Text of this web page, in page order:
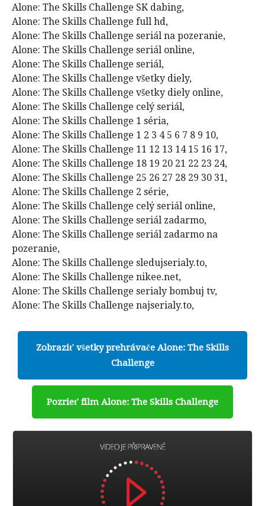
Alone: The Skills Challenge SK dabing,
Alone: The Skills Challenge full hd,
Alone: The Skills Challenge seriál na pozeranie,
Alone: The Skills Challenge seriál online,
Alone: The Skills Challenge seriál,
Alone: The Skills Challenge všetky diely,
Alone: The Skills Challenge všetky diely online,
Alone: The Skills Challenge celý seriál,
Alone: The Skills Challenge 1 séria,
Alone: The Skills Challenge 1 2 3 4 5 6 7 8 9 10,
Alone: The Skills Challenge 11 12 13 14 15 16 17,
Alone: The Skills Challenge 18 19 20 21 22 23 24,
Alone: The Skills Challenge 25 26 27 28 29 30 31,
Alone: The Skills Challenge 2 série,
Alone: The Skills Challenge celý seriál online,
Alone: The Skills Challenge seriál zadarmo,
Alone: The Skills Challenge seriál zadarmo na
pozeranie,
Alone: The Skills Challenge sledujserialy.to,
Alone: The Skills Challenge nikee.net,
Alone: The Skills Challenge serialy bombuj tv,
Alone: The Skills Challenge najserialy.to,
Zobraziť všetky prehrávače Alone: The Skills
Challenge
Pozrieť film Alone: The Skills Challenge